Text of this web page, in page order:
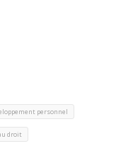
personnel
droit